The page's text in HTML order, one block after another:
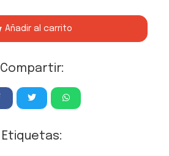
Añadir al carrito
Compartir:
Etiquetas: